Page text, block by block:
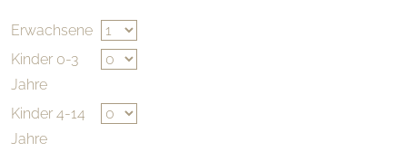
Erwachsene
Kinder 0-3
Jahre
Kinder 4-14
Jahre